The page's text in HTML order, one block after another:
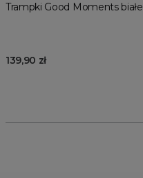
Trampki Good Moments białe
139,90 zł